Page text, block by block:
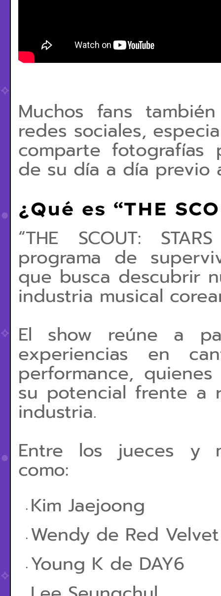
Muchos fans
redes sociales,
comparte fotografías
de su día a día previo
¿Qué es “THE
“THE SCOUT:
programa de
que busca descubrir
industria musical
El show reúne a
experiencias en
performance,
su potencial frente a
industria.
Entre los jueces y
como:
Kim Jaejoong
Wendy de Red Velvet
Young K de DAY6